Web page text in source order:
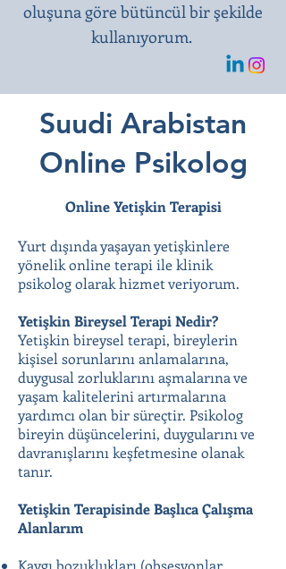
oluşuna göre bütüncül bir şekilde
kullanıyorum.
Suudi Arabistan
Online Psikolog
Online Yetişkin Terapisi
Yurt dışında yaşayan yetişkinlere
yönelik online terapi ile klinik
psikolog olarak hizmet veriyorum.
Yetişkin Bireysel Terapi Nedir?
Yetişkin bireysel terapi, bireylerin
kişisel sorunlarını anlamalarına,
duygusal zorluklarını aşmalarına ve
yaşam kalitelerini artırmalarına
yardımcı olan bir süreçtir. Psikolog
bireyin düşüncelerini, duygularını ve
davranışlarını keşfetmesine olanak
tanır.
Yetişkin Terapisinde Başlıca Çalışma
Alanlarım
Kaygı bozuklukları (obsesyonlar,